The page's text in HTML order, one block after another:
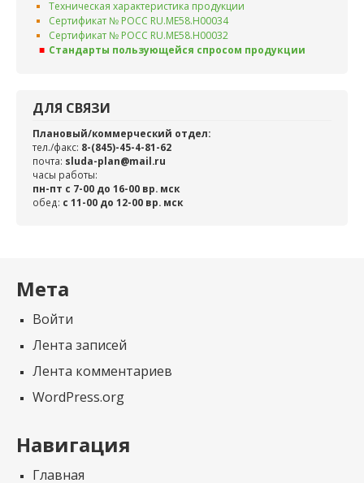
Техническая характеристика продукции
Сертификат № РОСС RU.ME58.H00034
Сертификат № РОСС RU.ME58.H00032
Стандарты пользующейся спросом продукции
ДЛЯ СВЯЗИ
Плановый/коммерческий отдел:
тел./факс: 8-(845)-45-4-81-62
почта: sluda-plan@mail.ru
часы работы:
пн-пт с 7-00 до 16-00 вр. мск
обед: c 11-00 до 12-00 вр. мск
Мета
Войти
Лента записей
Лента комментариев
WordPress.org
Навигация
Главная